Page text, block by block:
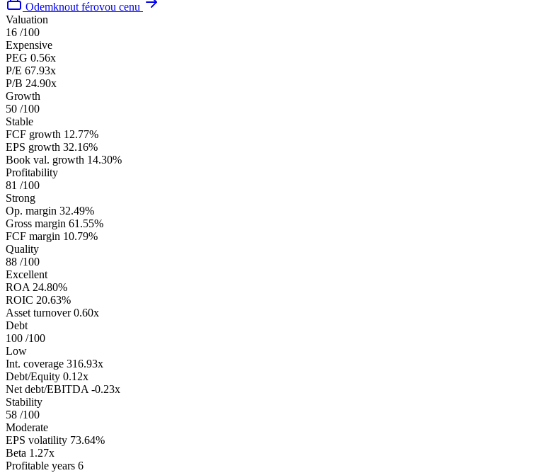
Odemknout férovou cenu
Valuation
16 /100
Expensive
PEG 0.56x
P/E 67.93x
P/B 24.90x
Growth
50 /100
Stable
FCF growth 12.77%
EPS growth 32.16%
Book val. growth 14.30%
Profitability
81 /100
Strong
Op. margin 32.49%
Gross margin 61.55%
FCF margin 10.79%
Quality
88 /100
Excellent
ROA 24.80%
ROIC 20.63%
Asset turnover 0.60x
Debt
100 /100
Low
Int. coverage 316.93x
Debt/Equity 0.12x
Net debt/EBITDA -0.23x
Stability
58 /100
Moderate
EPS volatility 73.64%
Beta 1.27x
Profitable years 6